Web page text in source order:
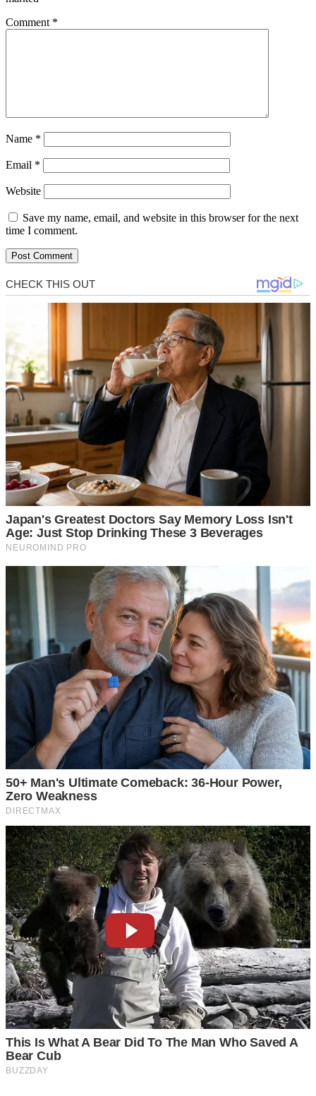
Comment *
Name *
Email *
Website
Save my name, email, and website in this browser for the next
time I comment.